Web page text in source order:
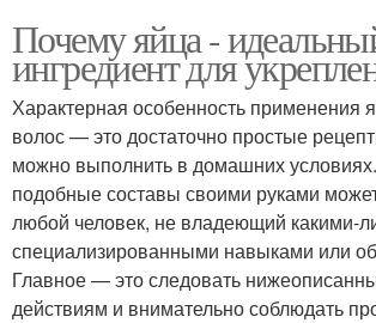
Почему яйца -
ингредиент для
Характерная особенность применения
волос — это достаточно простые
можно выполнить в домашних
подобные составы своими руками
любой человек, не владеющий какими-
специализированными навыками или
Главное — это следовать
действиям и внимательно соблюдать